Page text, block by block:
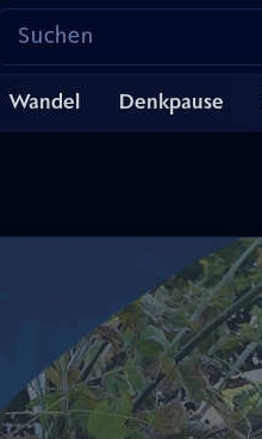
Wandel Denkpause